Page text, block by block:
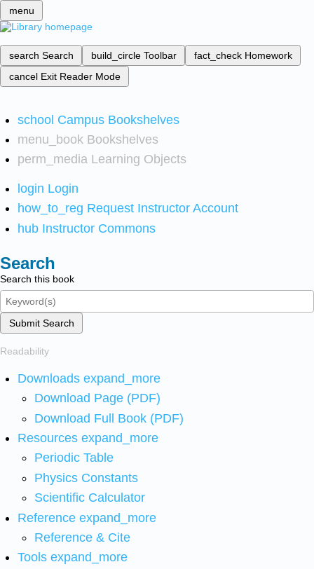
menu
search Search build_circle Toolbar fact_check Homework
cancel Exit Reader Mode
school Campus Bookshelves
menu_book Bookshelves
perm_media Learning Objects
login Login
how_to_reg Request Instructor Account
hub Instructor Commons
Search
Search this book
Submit Search
Readability
Downloads expand_more
Download Page (PDF)
Download Full Book (PDF)
Resources expand_more
Periodic Table
Physics Constants
Scientific Calculator
Reference expand_more
Reference & Cite
Tools expand_more